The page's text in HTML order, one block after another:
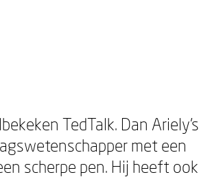
TedTalk. Dan Ariely’s
met een
scherpe pen. Hij heeft ook